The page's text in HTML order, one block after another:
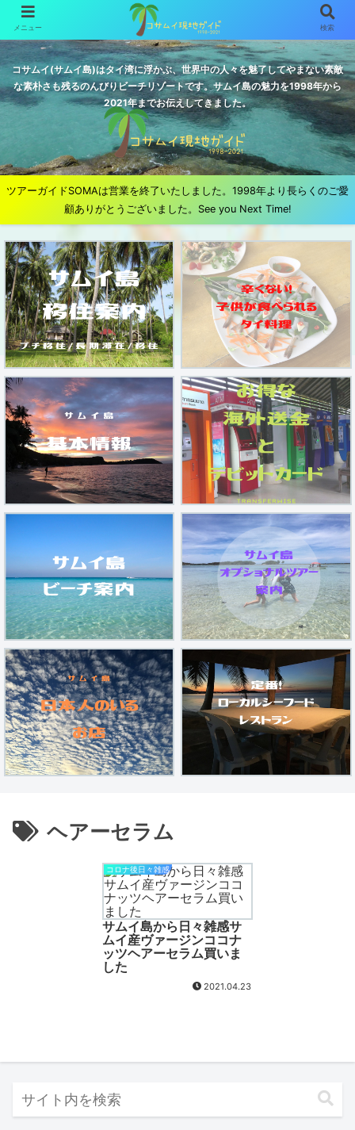
コサムイ(サムイ島)はタイ湾に浮かぶ、世界中の人々を魅了してやまない素敵
な素朴さも残るのんびりビーチリゾートです。サムイ島の魅力を1998年から
2021年までお伝えしてきました。
ツアーガイドSOMAは営業を終了いたしました。1998年より長らくのご愛
顧ありがとうございました。See you Next Time!
ヘアーセラム
コロナ後日々雑感
サムイ島から日々雑感サ
ムイ産ヴァージンココナ
ッツヘアーセラム買いま
した
2021.04.23
メニュー 検索